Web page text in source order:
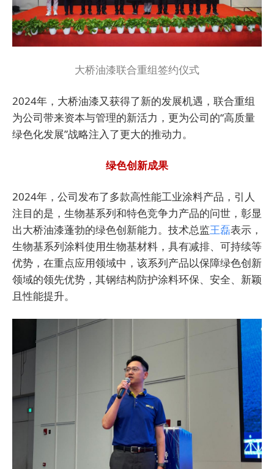
大桥油漆联合重组签约仪式
2024年，大桥油漆又获得了新的发展机遇，联合重组
为公司带来资本与管理的新活力，更为公司的“高质量
绿色化发展”战略注入了更大的推动力。
绿色创新成果
2024年，公司发布了多款高性能工业涂料产品，引人
注目的是，生物基系列和特色竞争力产品的问世，彰显
出大桥油漆蓬勃的绿色创新能力。技术总监王磊表示，
生物基系列涂料使用生物基材料，具有减排、可持续等
优势，在重点应用领域中，该系列产品以保障绿色创新
领域的领先优势，其钢结构防护涂料环保、安全、新颖
且性能提升。